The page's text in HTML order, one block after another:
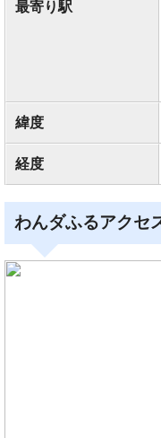
最寄り駅
緯度
経度
わんダふるアクセ